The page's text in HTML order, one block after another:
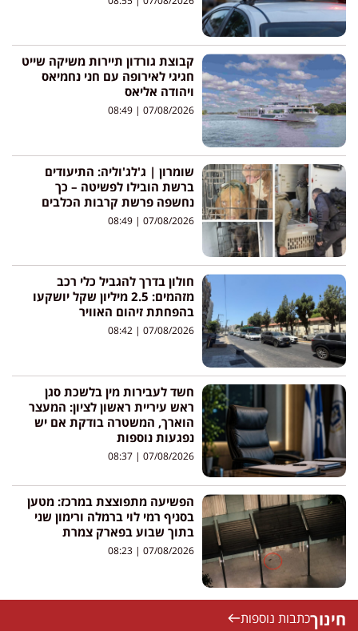
קבוצת גורדון תיירות משיקה שייט
חגיגי לאירופה עם חני נחמיאס
ויהודה אליאס
07/08/2026
שומרון | ג'לג'וליה: התיעודים
ברשת הובילו לפשיטה – כך
נחשפה פרשת קרבות הכלבים
07/08/2026
חולון בדרך להגביל כלי רכב
מזהמים: 2.5 מיליון שקל יושקעו
בהפחתת זיהום האוויר
07/08/2026
חשד לעבירות מין בלשכת סגן
ראש עיריית ראשון לציון: המעצר
הוארך, המשטרה בודקת אם יש
נפגעות נוספות
07/08/2026
הפשיעה מתפוצצת במרכז: מטען
בסניף רמי לוי ברמלה ורימון שני
בתוך שבוע בפארק צמרת
07/08/2026
חינוךכתבות נוספות